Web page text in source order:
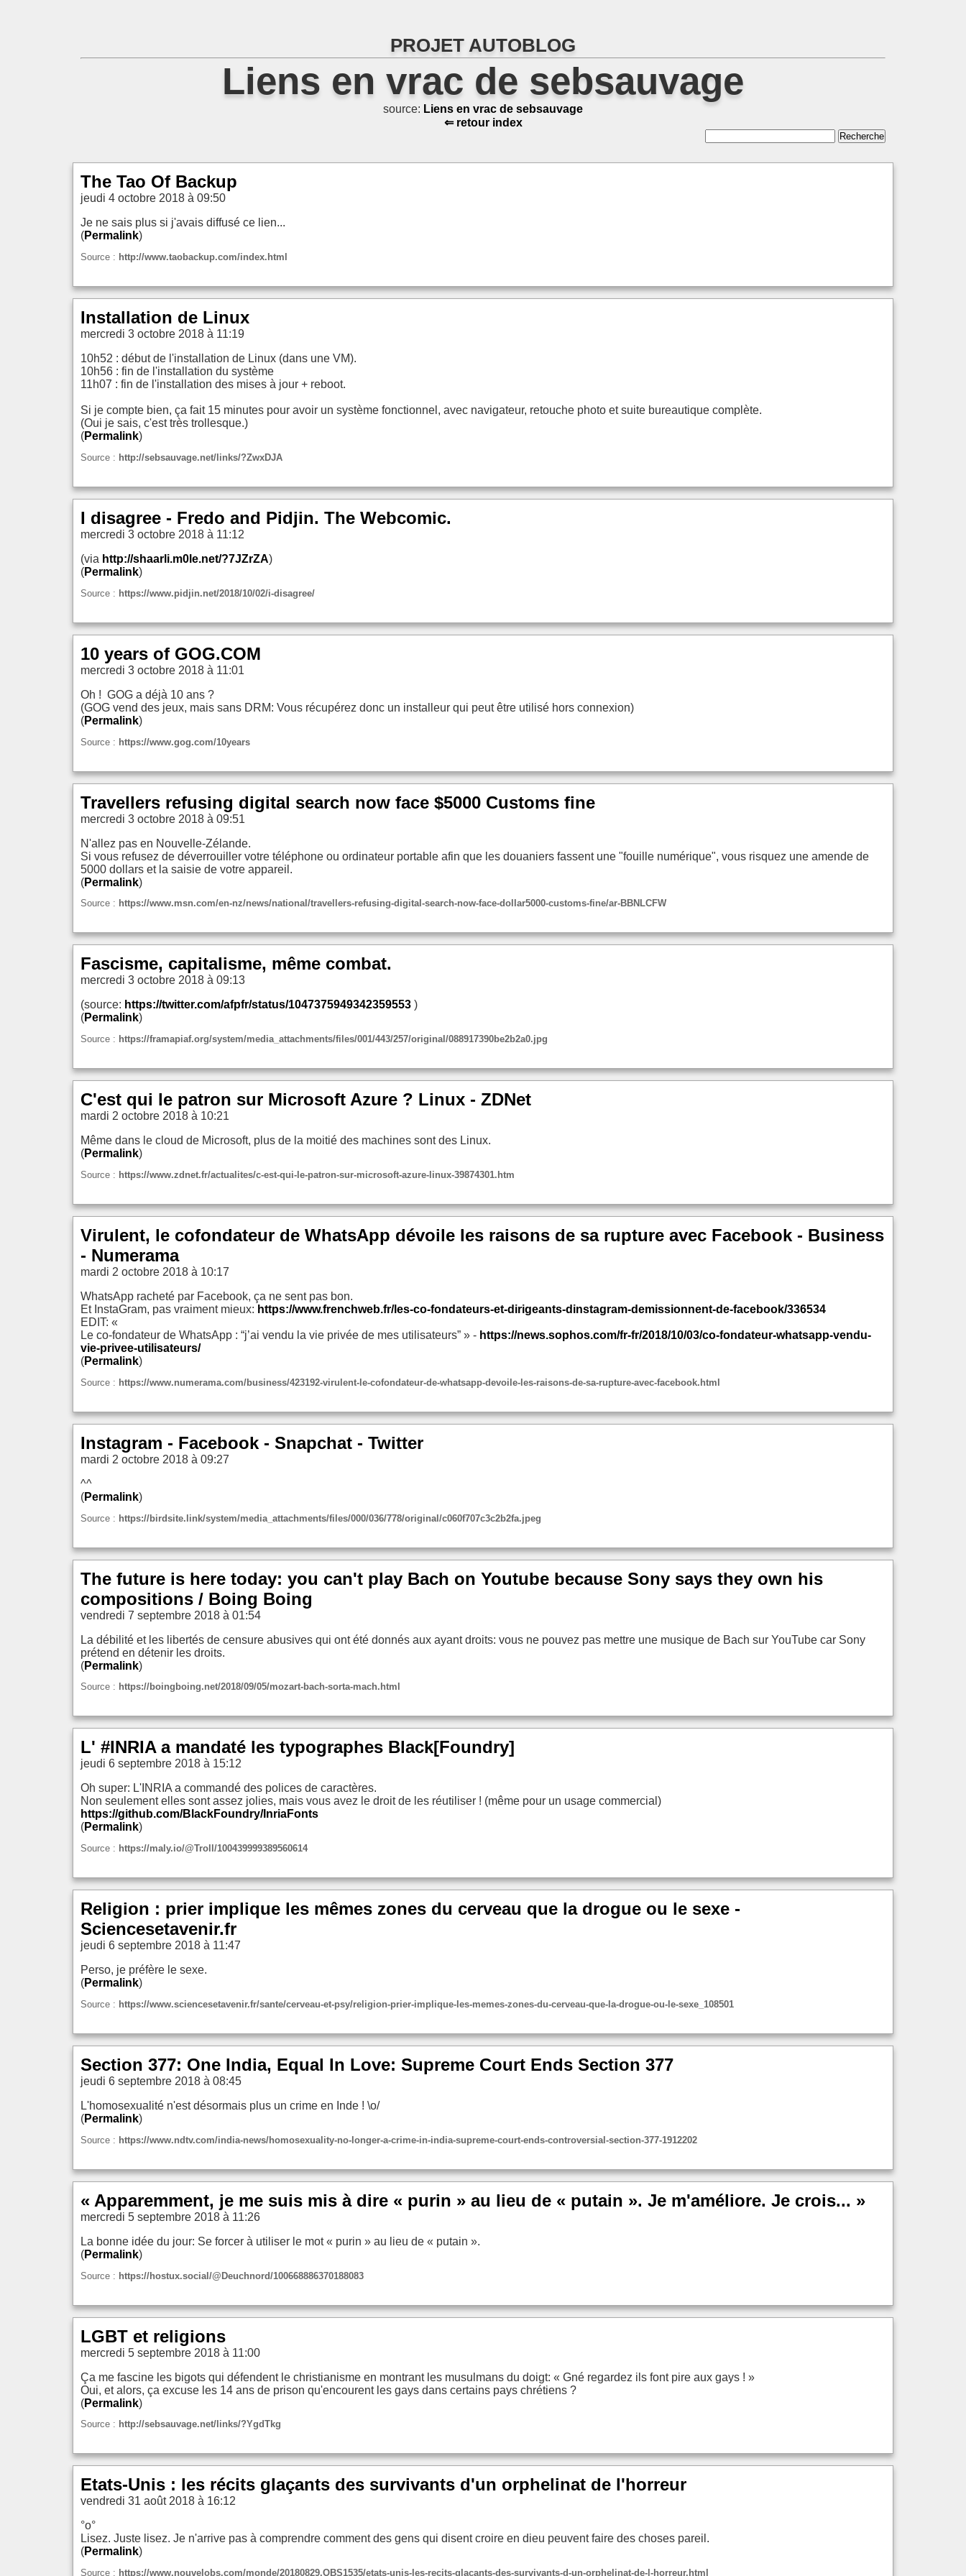
PROJET AUTOBLOG
Liens en vrac de sebsauvage
source: Liens en vrac de sebsauvage
⇐ retour index
The Tao Of Backup
jeudi 4 octobre 2018 à 09:50
Je ne sais plus si j'avais diffusé ce lien...
(Permalink)
Source : http://www.taobackup.com/index.html
Installation de Linux
mercredi 3 octobre 2018 à 11:19
10h52 : début de l'installation de Linux (dans une VM).
10h56 : fin de l'installation du système
11h07 : fin de l'installation des mises à jour + reboot.
Si je compte bien, ça fait 15 minutes pour avoir un système fonctionnel, avec navigateur, retouche photo et suite bureautique complète.
(Oui je sais, c'est très trollesque.)
(Permalink)
Source : http://sebsauvage.net/links/?ZwxDJA
I disagree - Fredo and Pidjin. The Webcomic.
mercredi 3 octobre 2018 à 11:12
(via http://shaarli.m0le.net/?7JZrZA)
(Permalink)
Source : https://www.pidjin.net/2018/10/02/i-disagree/
10 years of GOG.COM
mercredi 3 octobre 2018 à 11:01
Oh ! GOG a déjà 10 ans ?
(GOG vend des jeux, mais sans DRM: Vous récupérez donc un installeur qui peut être utilisé hors connexion)
(Permalink)
Source : https://www.gog.com/10years
Travellers refusing digital search now face $5000 Customs fine
mercredi 3 octobre 2018 à 09:51
N'allez pas en Nouvelle-Zélande.
Si vous refusez de déverrouiller votre téléphone ou ordinateur portable afin que les douaniers fassent une "fouille numérique", vous risquez une amende de
5000 dollars et la saisie de votre appareil.
(Permalink)
Source : https://www.msn.com/en-nz/news/national/travellers-refusing-digital-search-now-face-dollar5000-customs-fine/ar-BBNLCFW
Fascisme, capitalisme, même combat.
mercredi 3 octobre 2018 à 09:13
(source: https://twitter.com/afpfr/status/1047375949342359553 )
(Permalink)
Source : https://framapiaf.org/system/media_attachments/files/001/443/257/original/088917390be2b2a0.jpg
C'est qui le patron sur Microsoft Azure ? Linux - ZDNet
mardi 2 octobre 2018 à 10:21
Même dans le cloud de Microsoft, plus de la moitié des machines sont des Linux.
(Permalink)
Source : https://www.zdnet.fr/actualites/c-est-qui-le-patron-sur-microsoft-azure-linux-39874301.htm
Virulent, le cofondateur de WhatsApp dévoile les raisons de sa rupture avec Facebook - Business
- Numerama
mardi 2 octobre 2018 à 10:17
WhatsApp racheté par Facebook, ça ne sent pas bon.
Et InstaGram, pas vraiment mieux: https://www.frenchweb.fr/les-co-fondateurs-et-dirigeants-dinstagram-demissionnent-de-facebook/336534
EDIT: «
Le co-fondateur de WhatsApp : “j’ai vendu la vie privée de mes utilisateurs” » - https://news.sophos.com/fr-fr/2018/10/03/co-fondateur-whatsapp-vendu-
vie-privee-utilisateurs/
(Permalink)
Source : https://www.numerama.com/business/423192-virulent-le-cofondateur-de-whatsapp-devoile-les-raisons-de-sa-rupture-avec-facebook.html
Instagram - Facebook - Snapchat - Twitter
mardi 2 octobre 2018 à 09:27
^^
(Permalink)
Source : https://birdsite.link/system/media_attachments/files/000/036/778/original/c060f707c3c2b2fa.jpeg
The future is here today: you can't play Bach on Youtube because Sony says they own his
compositions / Boing Boing
vendredi 7 septembre 2018 à 01:54
La débilité et les libertés de censure abusives qui ont été donnés aux ayant droits: vous ne pouvez pas mettre une musique de Bach sur YouTube car Sony
prétend en détenir les droits.
(Permalink)
Source : https://boingboing.net/2018/09/05/mozart-bach-sorta-mach.html
L' #INRIA a mandaté les typographes Black[Foundry]
jeudi 6 septembre 2018 à 15:12
Oh super: L'INRIA a commandé des polices de caractères.
Non seulement elles sont assez jolies, mais vous avez le droit de les réutiliser ! (même pour un usage commercial)
https://github.com/BlackFoundry/InriaFonts
(Permalink)
Source : https://maly.io/@Troll/100439999389560614
Religion : prier implique les mêmes zones du cerveau que la drogue ou le sexe -
Sciencesetavenir.fr
jeudi 6 septembre 2018 à 11:47
Perso, je préfère le sexe.
(Permalink)
Source : https://www.sciencesetavenir.fr/sante/cerveau-et-psy/religion-prier-implique-les-memes-zones-du-cerveau-que-la-drogue-ou-le-sexe_108501
Section 377: One India, Equal In Love: Supreme Court Ends Section 377
jeudi 6 septembre 2018 à 08:45
L'homosexualité n'est désormais plus un crime en Inde ! \o/
(Permalink)
Source : https://www.ndtv.com/india-news/homosexuality-no-longer-a-crime-in-india-supreme-court-ends-controversial-section-377-1912202
« Apparemment, je me suis mis à dire « purin » au lieu de « putain ». Je m'améliore. Je crois... »
mercredi 5 septembre 2018 à 11:26
La bonne idée du jour: Se forcer à utiliser le mot « purin » au lieu de « putain ».
(Permalink)
Source : https://hostux.social/@Deuchnord/100668886370188083
LGBT et religions
mercredi 5 septembre 2018 à 11:00
Ça me fascine les bigots qui défendent le christianisme en montrant les musulmans du doigt: « Gné regardez ils font pire aux gays ! »
Oui, et alors, ça excuse les 14 ans de prison qu'encourent les gays dans certains pays chrétiens ?
(Permalink)
Source : http://sebsauvage.net/links/?YgdTkg
Etats-Unis : les récits glaçants des survivants d'un orphelinat de l'horreur
vendredi 31 août 2018 à 16:12
°o°
Lisez. Juste lisez. Je n'arrive pas à comprendre comment des gens qui disent croire en dieu peuvent faire des choses pareil.
(Permalink)
Source : https://www.nouvelobs.com/monde/20180829.OBS1535/etats-unis-les-recits-glacants-des-survivants-d-un-orphelinat-de-l-horreur.html